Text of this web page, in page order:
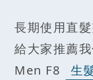
長期使用直
給大家推薦
Men F8
生